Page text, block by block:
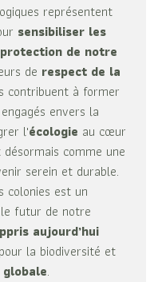
représentent
sensibiliser les
protection de notre
de respect de la
contribuent à former
envers la
l'écologie au cœur
comme une
serein et durable.
colonies est un
futur de notre
aujourd’hui
pour la biodiversité et
.